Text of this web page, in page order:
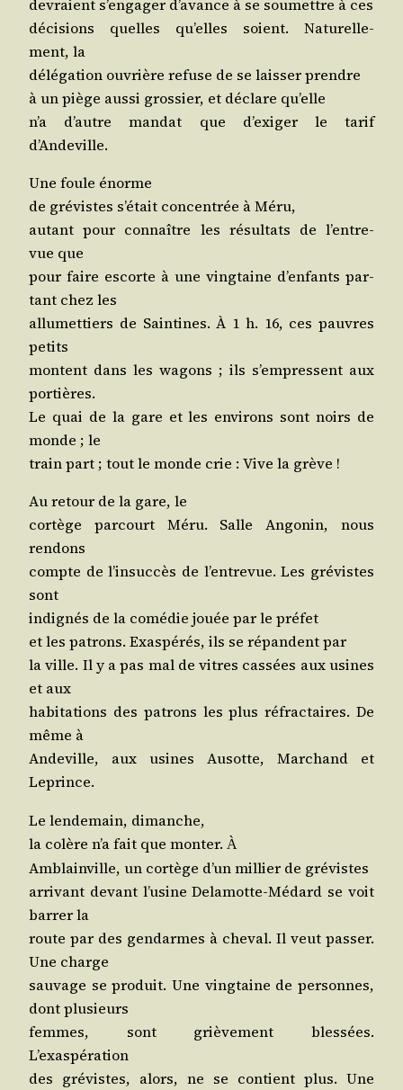
devraient s’en­ga­ger d’a­vance à se sou­mettre à ces
déci­sions quelles qu’elles soient. Natu­rel­le­
ment, la
délé­ga­tion ouvrière refuse de se lais­ser prendre
à un piège aus­si gros­sier, et déclare qu’elle
n’a d’autre man­dat que d’exi­ger le tarif
d’Andeville.
Une foule énorme
de gré­vistes s’é­tait concen­trée à Méru,
autant pour connaître les résul­tats de l’en­tre­
vue que
pour faire escorte à une ving­taine d’en­fants par­
tant chez les
allu­met­tiers de Sain­tines. À 1 h. 16, ces pauvres
petits
montent dans les wagons ; ils s’empressent aux
portières.
Le quai de la gare et les envi­rons sont noirs de
monde ; le
train part ; tout le monde crie : Vive la grève !
Au retour de la gare, le
cor­tège par­court Méru. Salle Ango­nin, nous
rendons
compte de l’in­suc­cès de l’en­tre­vue. Les gré­vistes
sont
indi­gnés de la comé­die jouée par le préfet
et les patrons. Exas­pé­rés, ils se répandent par
la ville. Il y a pas mal de vitres cas­sées aux usines
et aux
habi­ta­tions des patrons les plus réfrac­taires. De
même à
Ande­ville, aux usines Ausotte, Mar­chand et
Leprince.
Le len­de­main, dimanche,
la colère n’a fait que mon­ter. À
Amblain­ville, un cor­tège d’un mil­lier de grévistes
arri­vant devant l’u­sine Dela­motte-Médard se voit
bar­rer la
route par des gen­darmes à che­val. Il veut pas­ser.
Une charge
sau­vage se pro­duit. Une ving­taine de per­sonnes,
dont plusieurs
femmes, sont griè­ve­ment bles­sées.
L’exaspération
des gré­vistes, alors, ne se contient plus. Une